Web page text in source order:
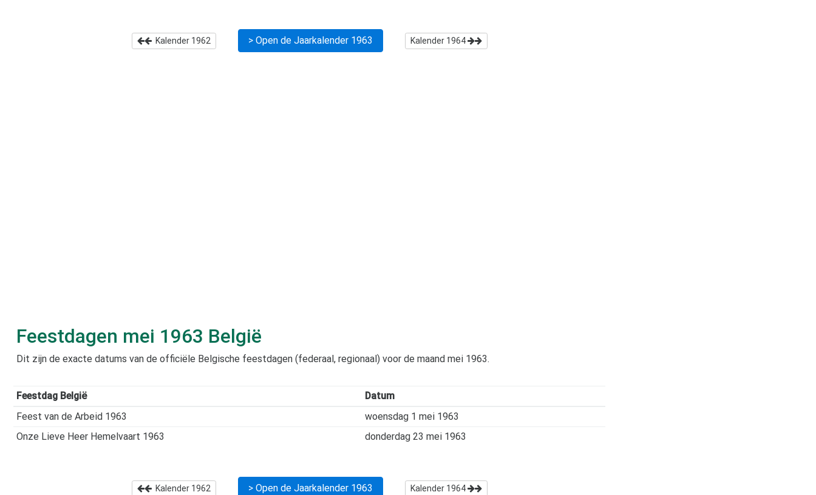
Kalender 1962 > Open de Jaarkalender 1963 Kalender 1964
Feestdagen mei 1963 België
Dit zijn de exacte datums van de officiële Belgische feestdagen (federaal, regionaal) voor de maand mei 1963.
Feestdag België
Datum
Feest van de Arbeid 1963
woensdag 1 mei 1963
Onze Lieve Heer Hemelvaart 1963
donderdag 23 mei 1963
Kalender 1962 > Open de Jaarkalender 1963 Kalender 1964